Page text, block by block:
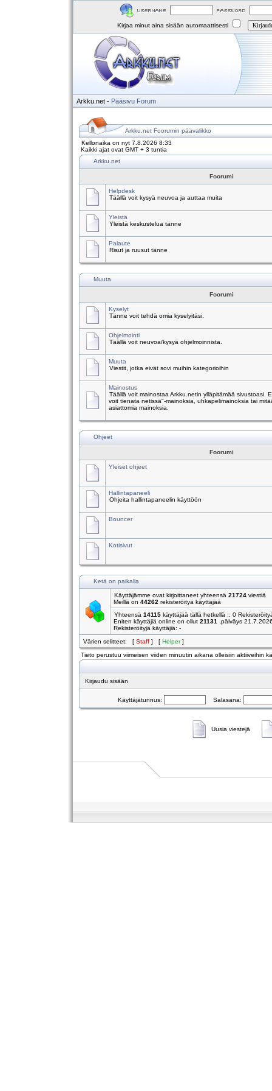
Kirjaa minut aina sisään automaattisesti
Arkku.net - Pääsivu Forum
Arkku.net Foorumin päävalikko
Kellonaika on nyt 7.8.2026 8:33
Kaikki ajat ovat GMT + 3 tuntia
Arkku.net
Foorumi
Helpdesk
Täällä voit kysyä neuvoa ja auttaa muita
Yleistä
Yleistä keskustelua tänne
Palaute
Risut ja ruusut tänne
Muuta
Foorumi
Kyselyt
Tänne voit tehdä omia kyselyitäsi.
Ohjelmointi
Täällä voit neuvoa/kysyä ohjelmoinnista.
Muuta
Viestit, jotka eivät sovi muihin kategorioihin
Mainostus
Täällä voit mainostaa Arkku.netin ylläpitämää sivustoasi.
voit tienata netissä"-mainoksia, uhkapelimainoksia tai
asiattomia mainoksia.
Ohjeet
Foorumi
Yleiset ohjeet
Hallintapaneeli
Ohjeita hallintapaneelin käyttöön
Bouncer
Kotisivut
Ketä on paikalla
Käyttäjämme ovat kirjoittaneet yhteensä 21724 viestiä
Meillä on 44262 rekisteröityä käyttäjää
Yhteensä 14115 käyttäjää tällä hetkellä :: 0
Eniten käyttäjiä online on ollut 21131
,päiväys
Rekisteröityjä käyttäjiä: -
Värien selitteet: [ Staff ] [ Helper]
Tieto perustuu viimeisen viiden minuutin aikana olleisiin aktiiveihin
Kirjaudu sisään
Käyttäjätunnus: Salasana:
Uusia viestejä